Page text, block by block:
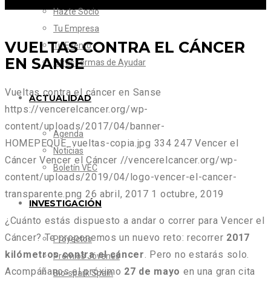
Hazte Socio
Tu Empresa
Tu Evento
Otras formas de Ayudar
ACTUALIDAD
Agenda
Noticias
Boletín VEC
INVESTIGACIÓN
Proyectos
Premios Jóvenes
Bio-spark Spain
VUELTAS CONTRA EL CÁNCER
EN SANSE
Vueltas contra el cáncer en Sanse
https://vencerelcancer.org/wp-
content/uploads/2017/04/banner-
HOMEPEQUE_vueltas-copia.jpg 334 247 Vencer el
Cáncer Vencer el Cáncer //vencerelcancer.org/wp-
content/uploads/2019/04/logo-vencer-el-cancer-
transparente.png 26 abril, 2017 1 octubre, 2019
¿Cuánto estás dispuesto a andar o correr para Vencer el
Cáncer? Te proponemos un nuevo reto: recorrer 2017
kilómetros contra el cáncer. Pero no estarás solo.
Acompáñanos el próximo 27 de mayo en una gran cita